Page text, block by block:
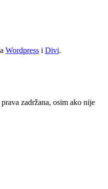
Wordpress i Divi.
zadržana, osim ako nije